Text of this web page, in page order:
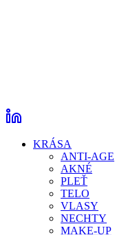
KRÁSA
ANTI-AGE
AKNÉ
PLEŤ
TELO
VLASY
NECHTY
MAKE-UP